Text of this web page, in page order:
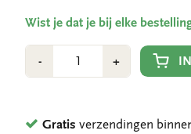
Wist je dat je bij elke
-Min
1
+Plus
1
Gratis verzendingen